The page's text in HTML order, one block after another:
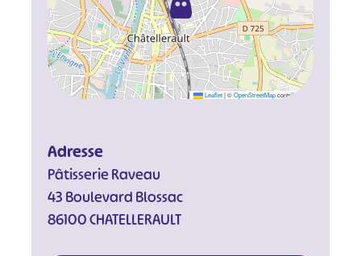
Leaflet |©OpenStreetMapcontributors
Adresse
Pâtisserie Raveau
43 Boulevard Blossac
86100 CHATELLERAULT